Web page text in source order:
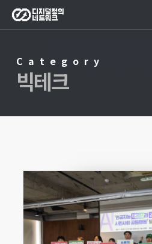
Skip
to
contentCategory
빅테크